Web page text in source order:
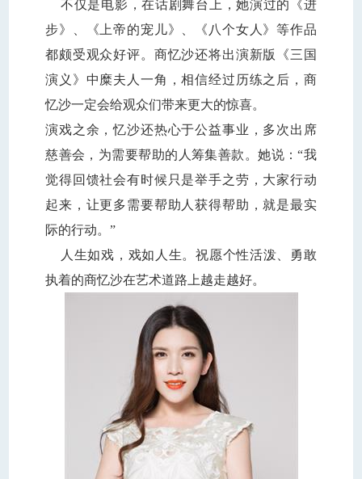
不仅是电影，在话剧舞台上，她演过的《进
步》、《上帝的宠儿》、《八个女人》等作品
都颇受观众好评。 商忆沙还将出演新版《三国
演义》中糜夫人一角，相信经过历练之后，商
忆沙一定会给观众们带来更大的惊喜。
演戏之余，忆沙还热心于公益事业，多次出席
慈善会，为需要帮助的人筹集善款。她说：“我
觉得回馈社会有时候只是举手之劳，大家行动
起来，让更多需要帮助人获得帮助，就是最实
际的行动。”
人生如戏，戏如人生。祝愿个性活泼、勇敢
执着的商忆沙在艺术道路上越走越好。